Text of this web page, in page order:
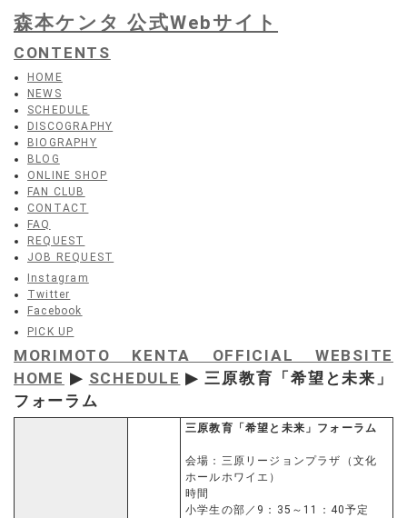
森本ケンタ 公式Webサイト
CONTENTS
HOME
NEWS
SCHEDULE
DISCOGRAPHY
BIOGRAPHY
BLOG
ONLINE SHOP
FAN CLUB
CONTACT
FAQ
REQUEST
JOB REQUEST
Instagram
Twitter
Facebook
PICK UP
MORIMOTO KENTA OFFICIAL WEBSITE
HOME ▶ SCHEDULE ▶ 三原教育「希望と未来」
フォーラム
三原教育「希望と未来」フォーラム
会場：三原リージョンプラザ（文化
ホールホワイエ）
時間
小学生の部／9：35～11：40予定